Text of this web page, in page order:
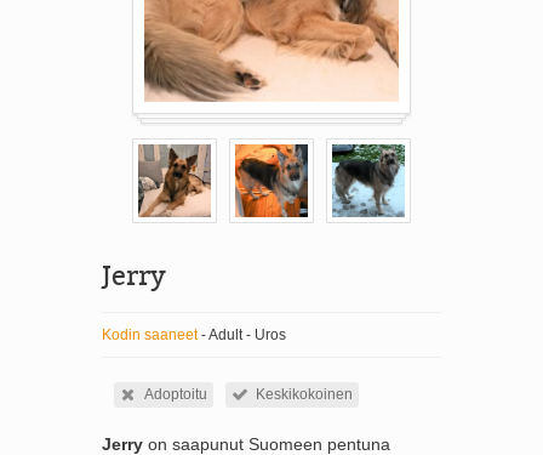
Jerry
Kodin saaneet- Adult - Uros
Adoptoitu Keskikokoinen
Jerry on saapunut Suomeen pentuna